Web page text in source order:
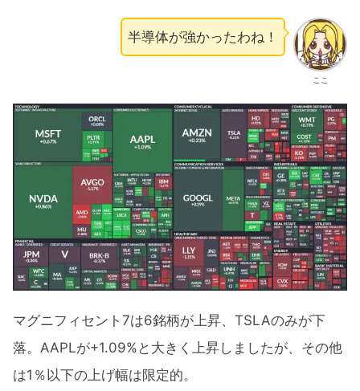
ここ
半導体が強かったわね！
マグニフィセント7は6銘柄が上昇、TSLAのみが下
落。AAPLが+1.09%と大きく上昇しましたが、その他
は1％以下の上げ幅は限定的。